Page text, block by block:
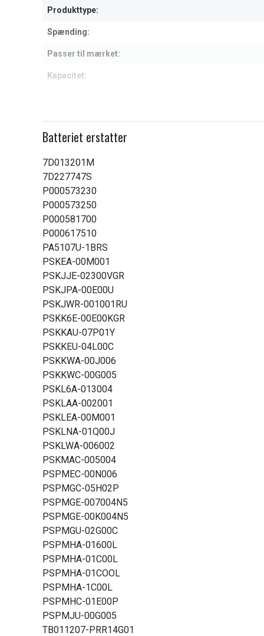
Produkttype:
Spænding:
Passer til mærket:
Kapacitet:
Batteriet erstatter
7D013201M
7D227747S
P000573230
P000573250
P000581700
P000617510
PA5107U-1BRS
PSKEA-00M001
PSKJJE-02300VGR
PSKJPA-00E00U
PSKJWR-001001RU
PSKK6E-00E00KGR
PSKKAU-07P01Y
PSKKEU-04L00C
PSKKWA-00J006
PSKKWC-00G005
PSKL6A-013004
PSKLAA-002001
PSKLEA-00M001
PSKLNA-01Q00J
PSKLWA-006002
PSKMAC-005004
PSPMEC-00N006
PSPMGC-05H02P
PSPMGE-007004N5
PSPMGE-00K004N5
PSPMGU-02G00C
PSPMHA-01600L
PSPMHA-01C00L
PSPMHA-01COOL
PSPMHA-1C00L
PSPMHC-01E00P
PSPMJU-00G005
TB011207-PRR14G01